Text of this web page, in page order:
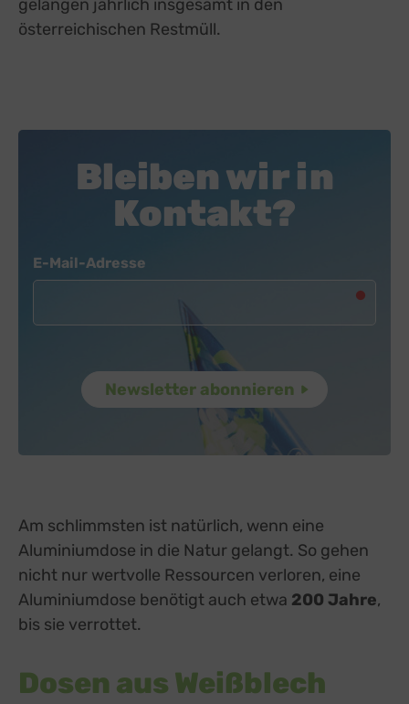
gelangen jährlich insgesamt in den
österreichischen Restmüll.
Bleiben wir in
Kontakt?
E-Mail-Adresse
Am schlimmsten ist natürlich, wenn eine
Aluminiumdose in die Natur gelangt. So gehen
nicht nur wertvolle Ressourcen verloren, eine
Aluminiumdose benötigt auch etwa 200 Jahre,
bis sie verrottet.
Dosen aus Weißblech